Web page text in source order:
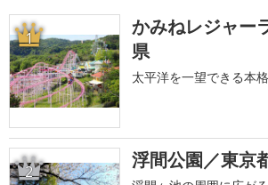
1
かみねレジャー
県
太平洋を一望できる本
2 浮間公園／東京